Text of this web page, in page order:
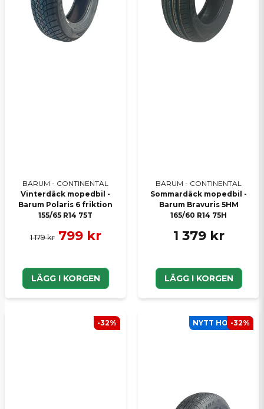
BARUM - CONTINENTAL
Vinterdäck mopedbil -
Barum Polaris 6 friktion
155/65 R14 75T
1 179 kr 799 kr
LÄGG I KORGEN
BARUM - CONTINENTAL
Sommardäck mopedbil -
Barum Bravuris 5HM
165/60 R14 75H
1 379 kr
LÄGG I KORGEN
-32% NYTT HOS SCP
-32%